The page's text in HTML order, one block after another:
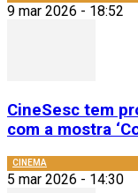
9 mar 2026 - 18:52
CineSesc tem
com a mostra
CINEMA
5 mar 2026 - 14:30